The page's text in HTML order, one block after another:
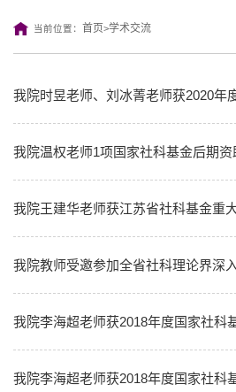
当前位置： 首页>学术交流
我院王建华老师获江苏省社科基金重
我院李海超老师获2018年度国家社科
我院李海超老师获2018年度国家社科